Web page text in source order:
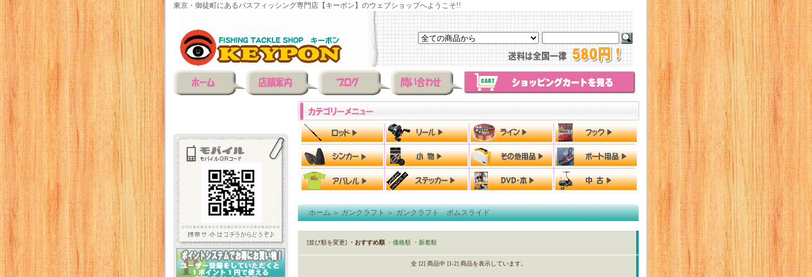
東京・御徒町にあるバスフィッシング専門店【キーポン】のウェブショップへようこそ!!
ホーム＞ガンクラフト＞ガンクラフト ボムスライド
[並び順を変更] ・おすすめ順 ・価格順 ・新着順
全 [2] 商品中 [1-2] 商品を表示しています。